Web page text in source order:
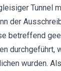
Tunnel
der
betreffend
durchgeführt,
wurden.